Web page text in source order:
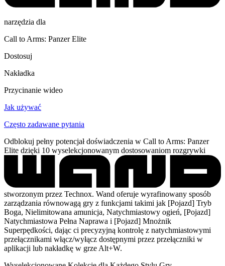
narzędzia dla
Call to Arms: Panzer Elite
Dostosuj
Nakładka
Przycinanie wideo
Jak używać
Często zadawane pytania
Odblokuj pełny potencjał doświadczenia w Call to Arms: Panzer
Elite dzięki 10 wyselekcjonowanym dostosowaniom rozgrywki
stworzonym przez Technox. Wand oferuje wyrafinowany sposób
zarządzania równowagą gry z funkcjami takimi jak [Pojazd] Tryb
Boga, Nielimitowana amunicja, Natychmiastowy ogień, [Pojazd]
Natychmiastowa Pełna Naprawa i [Pojazd] Mnożnik
Superpędkości, dając ci precyzyjną kontrolę z natychmiastowymi
przełącznikami włącz/wyłącz dostępnymi przez przełączniki w
aplikacji lub nakładkę w grze Alt+W.